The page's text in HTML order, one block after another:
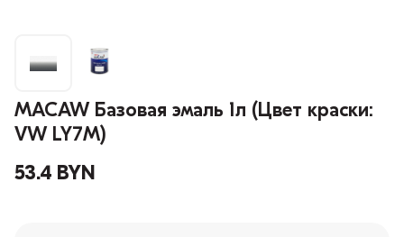
MACAW Базовая эмаль 1л (Цвет краски:
VW LY7M)
53.4 BYN